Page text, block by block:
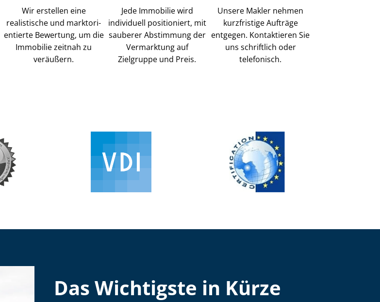
Wir erstellen eine
realistische und markt­ori­
en­tier­te Bewertung, um die
Immobilie zeitnah zu
veräußern.
Jede Immobilie wird
individuell positioniert, mit
sauberer Abstimmung der
Vermarktung auf
Zielgruppe und Preis.
Unsere Makler nehmen
kurzfristige Aufträge
entgegen. Kontaktieren Sie
uns schriftlich oder
telefonisch.
Das Wichtigste in Kürze